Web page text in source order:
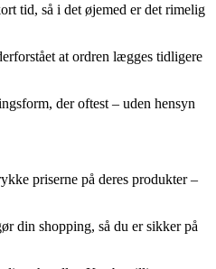
tid, så i det øjemed er det rimelig
at ordren lægges tidligere
der oftest – uden hensyn
priserne på deres produkter –
din shopping, så du er sikker på